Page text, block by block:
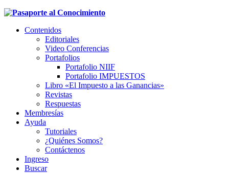
Contenidos
Editoriales
Video Conferencias
Portafolios
Portafolio NIIF
Portafolio IMPUESTOS
Libro «El Impuesto a las Ganancias»
Revistas
Respuestas
Membresías
Ayuda
Tutoriales
¿Quiénes Somos?
Contáctenos
Ingreso
Buscar